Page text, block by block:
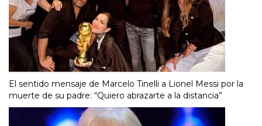
El sentido mensaje de Marcelo Tinelli a Lionel Messi por la
muerte de su padre: “Quiero abrazarte a la distancia”